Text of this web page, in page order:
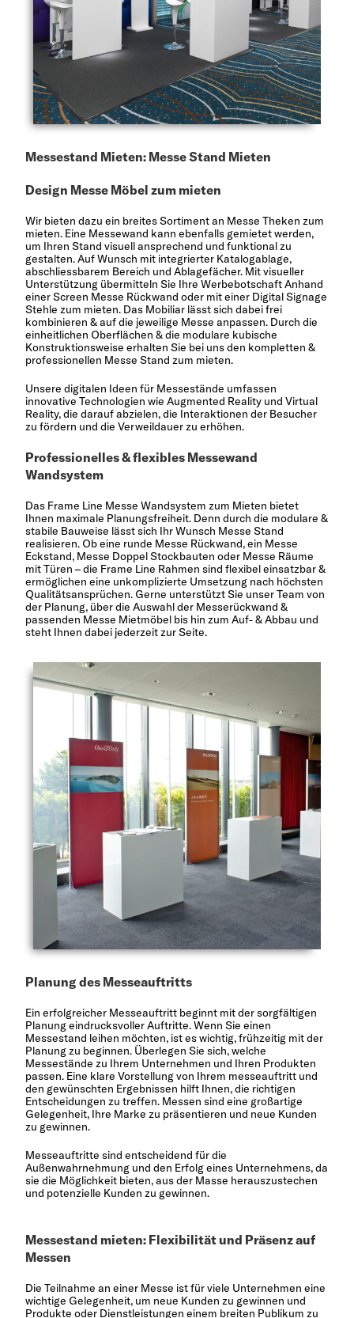
Messestand Mieten: Messe Stand Mieten
Design Messe Möbel zum mieten
Wir bieten dazu ein breites Sortiment an Messe Theken zum
mieten. Eine Messewand kann ebenfalls gemietet werden,
um Ihren Stand visuell ansprechend und funktional zu
gestalten. Auf Wunsch mit integrierter Katalogablage,
abschliessbarem Bereich und Ablagefächer. Mit visueller
Unterstützung übermitteln Sie Ihre Werbebotschaft Anhand
einer Screen Messe Rückwand oder mit einer Digital Signage
Stehle zum mieten. Das Mobiliar lässt sich dabei frei
kombinieren & auf die jeweilige Messe anpassen. Durch die
einheitlichen Oberflächen & die modulare kubische
Konstruktionsweise erhalten Sie bei uns den kompletten &
professionellen MesseStand zum mieten.
Unsere digitalen Ideen für Messestände umfassen
innovative Technologien wie Augmented Reality und Virtual
Reality, die darauf abzielen, die Interaktionen der Besucher
zu fördern und die Verweildauer zu erhöhen.
Professionelles & flexibles Messewand
Wandsystem
Das Frame Line Messe Wandsystem zum Mieten bietet
Ihnen maximale Planungsfreiheit. Denn durch die modulare &
stabile Bauweise lässt sich Ihr Wunsch Messe Stand
realisieren. Ob eine runde Messe Rückwand, ein Messe
Eckstand, Messe Doppel Stockbauten oder Messe Räume
mit Türen – die Frame Line Rahmen sind flexibel einsatzbar &
ermöglichen eine unkomplizierte Umsetzung nach höchsten
Qualitätsansprüchen. Gerne unterstützt Sie unser Team von
der Planung, über die Auswahl der Messerückwand &
passenden Messe Mietmöbel bis hin zum Auf- & Abbau und
steht Ihnen dabei jederzeit zur Seite.
Planung des Messeauftritts
Ein erfolgreicher Messeauftritt beginnt mit der sorgfältigen
Planung eindrucksvoller Auftritte. Wenn Sie einen
Messestand leihen möchten, ist es wichtig, frühzeitig mit der
Planung zu beginnen. Überlegen Sie sich, welche
Messestände zu Ihrem Unternehmen und Ihren Produkten
passen. Eine klare Vorstellung von Ihrem messeauftritt und
den gewünschten Ergebnissen hilft Ihnen, die richtigen
Entscheidungen zu treffen. Messen sind eine großartige
Gelegenheit, Ihre Marke zu präsentieren und neue Kunden
zu gewinnen.
Messeauftritte sind entscheidend für die
Außenwahrnehmung und den Erfolg eines Unternehmens, da
sie die Möglichkeit bieten, aus der Masse herauszustechen
und potenzielle Kunden zu gewinnen.
Messestand mieten: Flexibilität und Präsenz auf
Messen
Die Teilnahme an einer Messe ist für viele Unternehmen eine
wichtige Gelegenheit, um neue Kunden zu gewinnen und
Produkte oder Dienstleistungen einem breiten Publikum zu